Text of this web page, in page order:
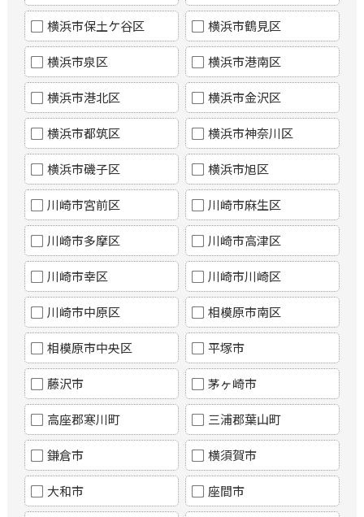
横浜市保土ケ谷区 横浜市鶴見区
横浜市泉区 横浜市港南区
横浜市港北区 横浜市金沢区
横浜市都筑区 横浜市神奈川区
横浜市磯子区 横浜市旭区
川崎市宮前区 川崎市麻生区
川崎市多摩区 川崎市高津区
川崎市幸区 川崎市川崎区
川崎市中原区 相模原市南区
相模原市中央区 平塚市
藤沢市 茅ヶ崎市
高座郡寒川町 三浦郡葉山町
鎌倉市 横須賀市
大和市 座間市